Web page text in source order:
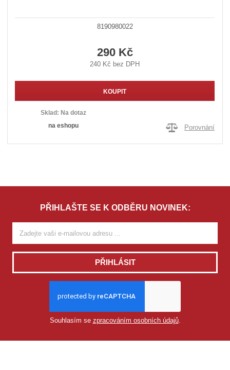
8190980022
290 Kč
240 Kč bez DPH
KOUPIT
Sklad:Na dotaz
na eshopu
Porovnání
PŘIHLAŠTE SE K ODBĚRU NOVINEK:
PŘIHLÁSIT
Souhlasím se zpracováním osobních údajů.